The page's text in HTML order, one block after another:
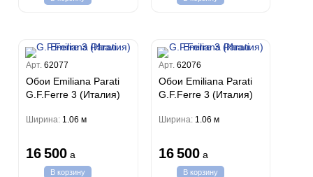
Арт.62077
Обои Emiliana Parati
G.F.Ferre 3 (Италия)
Ширина: 1.06 м
16 500 a
В корзину
Арт. 62076
Обои Emiliana Parati
G.F.Ferre 3 (Италия)
Ширина: 1.06 м
16 500 a
В корзину